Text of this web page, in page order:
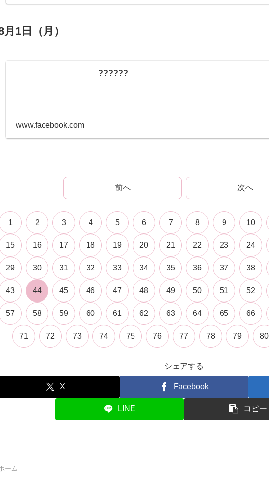
月1日（月）
??????
www.facebook.com
前へ 次へ
1 2 3 4 5 6 7 8 9 10
15 16 17 18 19 20 21 22 23 24
29 30 31 32 33 34 35 36 37 38
43 44 45 46 47 48 49 50 51 52
57 58 59 60 61 62 63 64 65 66
71 72 73 74 75 76 77 78 79 80
シェアする
X Facebook
LINE コピー
ーム